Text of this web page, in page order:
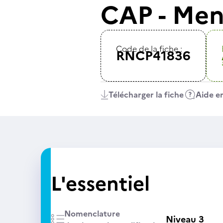
CAP -
Code de la fiche :
RNCP41836
Télécharger la fiche Aide
L'essentiel
Nomenclature
Niveau 3